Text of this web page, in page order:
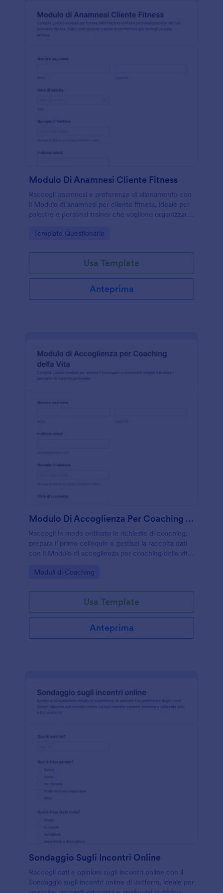
Modulo Di Anamnesi Cliente Fitness
Raccogli anamnesi e preferenze di allenamento con
il Modulo di anamnesi per cliente fitness, ideale per
palestre e personal trainer che vogliono organizzare
Jotform.
Go to Category:
Template Questionario
Usa Template
Anteprima
Modulo Di Accoglienza Per Coaching Della Vita
Raccogli in modo ordinato le richieste di coaching,
prepara il primo colloquio e gestisci la raccolta dati
con il Modulo di accoglienza per coaching della vita,
lavorano online o in studio.
Go to Category:
Moduli di Coaching
Usa Template
Anteprima
Sondaggio Sugli Incontri Online
Raccogli dati e opinioni sugli incontri online con il
Sondaggio sugli incontri online di Jotform, ideale per